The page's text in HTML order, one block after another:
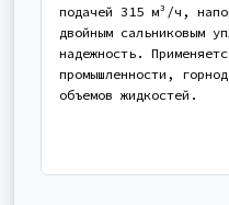
подачей 315 м³/ч,
двойным сальниковым
надежность.
промышленности,
объемов жидкостей.